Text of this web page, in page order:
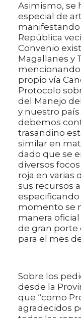
Asimismo, se
especial de
República
Convenio
Magallanes y
mencionando
propio vía
Protocolo
del Manejo
y nuestro país
debemos
trasandino
similar en
dado que se
diversos
roja en varias
sus recursos
especificando
momento se
manera
de gran porte
para el mes
Sobre los
desde la
que “como
agradecidos